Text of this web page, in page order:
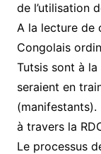
de l’utilisation
A la lecture de
Congolais
Tutsis sont à la
seraient en
à travers la
Le processus